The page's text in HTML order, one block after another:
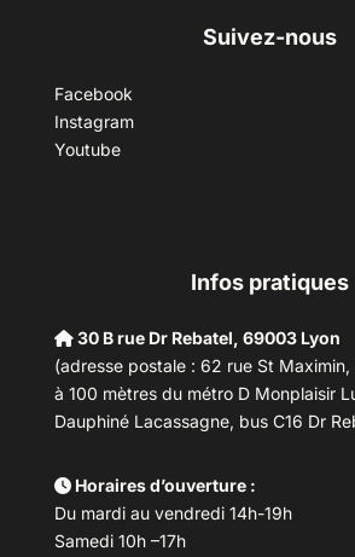
Suivez-nous
Facebook
Instagram
Youtube
Infos pratiques
30 B rue Dr Rebatel, 69003 Lyon
(adresse postale : 62 rue St
à 100 mètres du métro D Monplaisir
Dauphiné Lacassagne, bus C16 Dr
Horaires d’ouverture :
Du mardi au vendredi 14h-19h
Samedi 10h –17h